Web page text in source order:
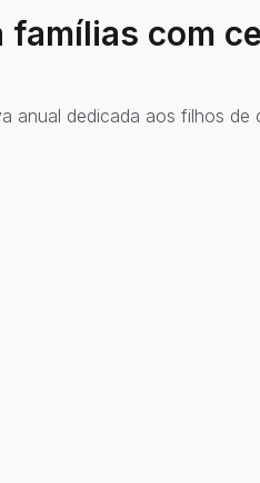
famílias com
anual dedicada aos filhos de